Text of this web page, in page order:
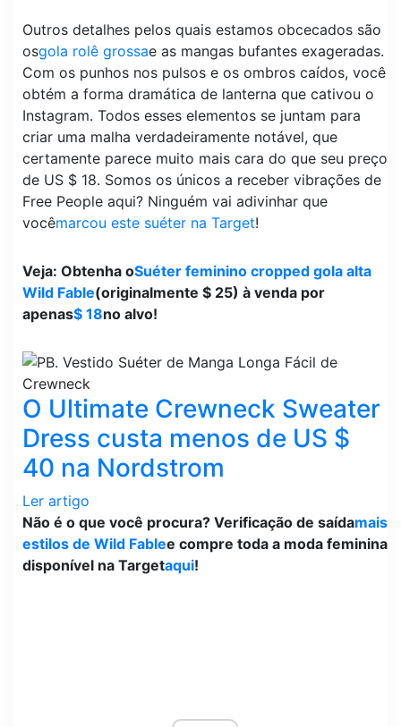
Outros detalhes pelos quais estamos obcecados são
osgola rolê grossae as mangas bufantes exageradas.
Com os punhos nos pulsos e os ombros caídos, você
obtém a forma dramática de lanterna que cativou o
Instagram. Todos esses elementos se juntam para
criar uma malha verdadeiramente notável, que
certamente parece muito mais cara do que seu preço
de US $ 18. Somos os únicos a receber vibrações de
Free People aqui? Ninguém vai adivinhar que
vocêmarcou este suéter na Target!
Veja: Obtenha oSuéter feminino cropped gola alta
Wild Fable(originalmente $ 25) à venda por
apenas$ 18no alvo!
O Ultimate Crewneck Sweater
Dress custa menos de US $
40 na Nordstrom
Ler artigo
Não é o que você procura? Verificação de saídamais
estilos de Wild Fablee compre toda a moda feminina
disponível na Targetaqui!